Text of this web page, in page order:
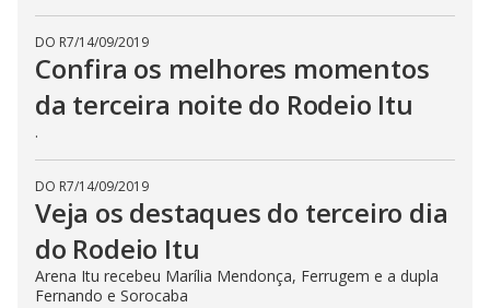
DO R7/14/09/2019
Confira os melhores momentos
da terceira noite do Rodeio Itu
.
DO R7/14/09/2019
Veja os destaques do terceiro dia
do Rodeio Itu
Arena Itu recebeu Marília Mendonça, Ferrugem e a dupla
Fernando e Sorocaba